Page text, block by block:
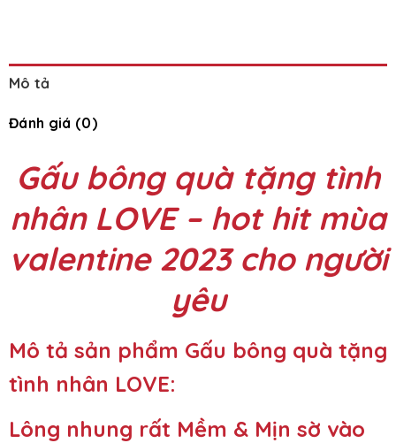
Mô tả
Đánh giá (0)
Gấu bông quà tặng tình
nhân LOVE – hot hit mùa
valentine 2023 cho người
yêu
Mô tả sản phẩm Gấu bông quà tặng
tình nhân LOVE:
Lông nhung rất Mềm & Mịn sờ vào